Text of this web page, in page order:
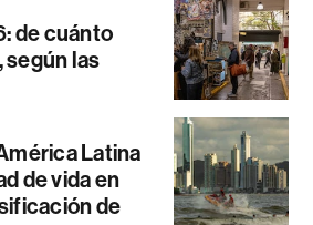
de cuánto
según las
Latina
de vida en
de